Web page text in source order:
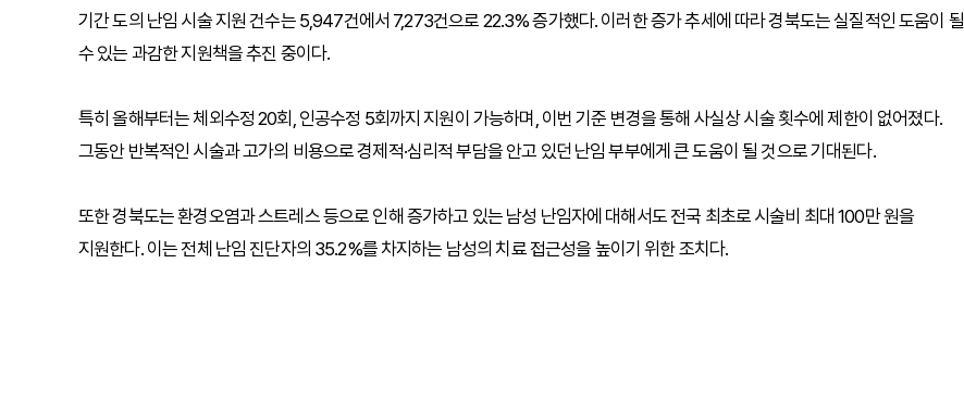
기간 도의 난임 시술 지원 건수는 5,947건에서 7,273건으로 22.3% 증가했다. 이러한 증가 추세에 따라 경북도는 실질적인 도움이 될
수 있는 과감한 지원책을 추진 중이다.
특히 올해부터는 체외수정 20회, 인공수정 5회까지 지원이 가능하며, 이번 기준 변경을 통해 사실상 시술 횟수에 제한이 없어졌다.
그동안 반복적인 시술과 고가의 비용으로 경제적·심리적 부담을 안고 있던 난임 부부에게 큰 도움이 될 것으로 기대된다.
또한 경북도는 환경오염과 스트레스 등으로 인해 증가하고 있는 남성 난임자에 대해서도 전국 최초로 시술비 최대 100만 원을
지원한다. 이는 전체 난임 진단자의 35.2%를 차지하는 남성의 치료 접근성을 높이기 위한 조치다.